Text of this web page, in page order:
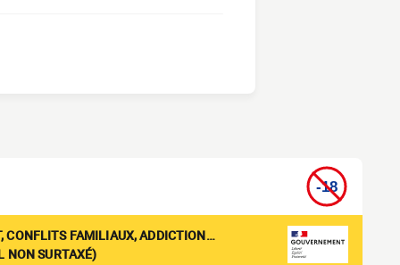
CONFLITS FAMILIAUX, ADDICTION…
NON SURTAXÉ)